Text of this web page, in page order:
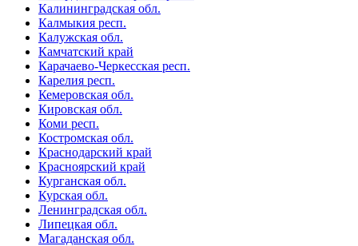
Калининградская обл.
Калмыкия респ.
Калужская обл.
Камчатский край
Карачаево-Черкесская респ.
Карелия респ.
Кемеровская обл.
Кировская обл.
Коми респ.
Костромская обл.
Краснодарский край
Красноярский край
Курганская обл.
Курская обл.
Ленинградская обл.
Липецкая обл.
Магаданская обл.